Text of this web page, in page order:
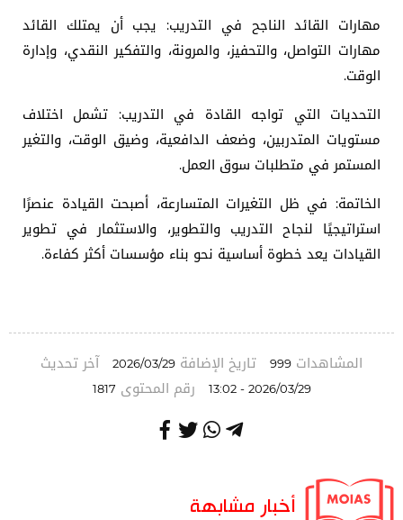
مهارات القائد الناجح في التدريب: يجب أن يمتلك القائد
مهارات التواصل، والتحفيز، والمرونة، والتفكير النقدي، وإدارة
الوقت.
التحديات التي تواجه القادة في التدريب: تشمل اختلاف
مستويات المتدربين، وضعف الدافعية، وضيق الوقت، والتغير
المستمر في متطلبات سوق العمل.
الخاتمة: في ظل التغيرات المتسارعة، أصبحت القيادة عنصرًا
استراتيجيًا لنجاح التدريب والتطوير، والاستثمار في تطوير
القيادات يعد خطوة أساسية نحو بناء مؤسسات أكثر كفاءة.
المشاهدات 999 تاريخ الإضافة 2026/03/29 آخر تحديث
2026/03/29 - 13:02 رقم المحتوى 1817
أخبار مشابهة